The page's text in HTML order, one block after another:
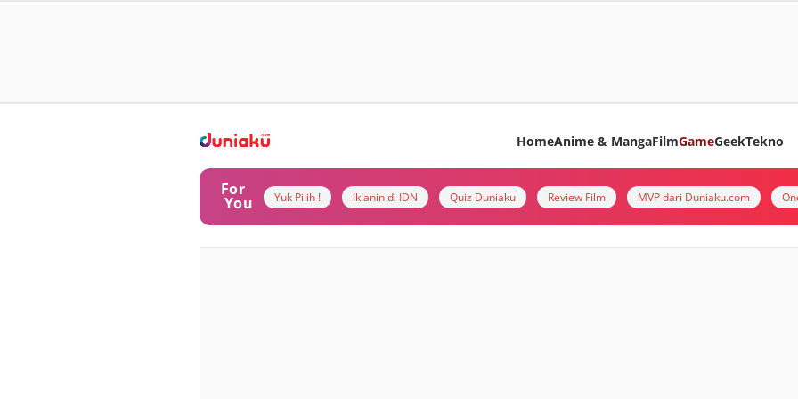
HomeAnime & MangaFilmGameGeekTekno
For
You Yuk Pilih ! Iklanin di IDN Quiz Duniaku Review Film MVP dari Duniaku.com